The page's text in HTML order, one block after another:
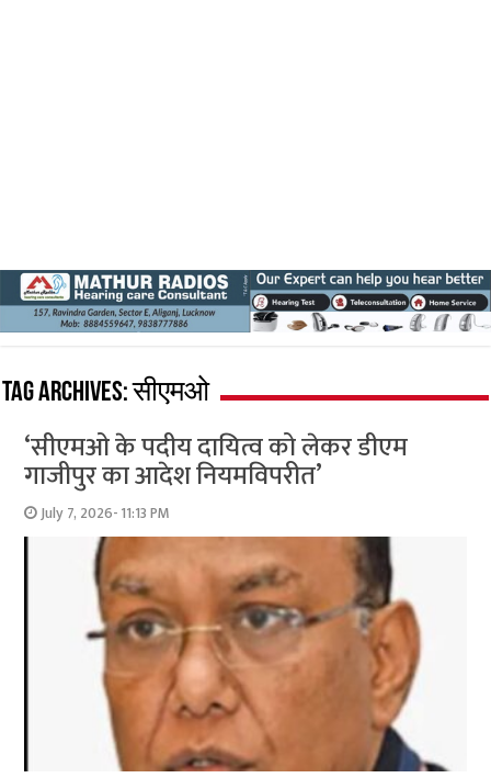
Tag Archives:सीएमओ
‘सीएमओ के पदीय दायित्व को लेकर डीएम
गाजीपुर का आदेश नियमविपरीत’
July 7, 2026- 11:13 PM